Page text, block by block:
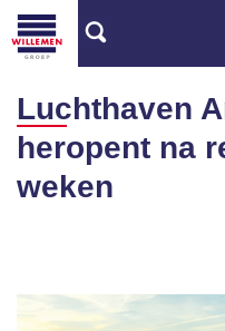
Luchthaven
heropent na
weken